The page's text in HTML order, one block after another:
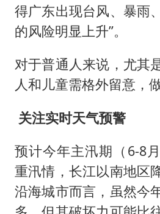
得广东出现台风、暴雨
的风险明显上升”。
对于普通人来说，尤其
人和儿童需格外留意，
️ 关注实时天气预警
预计今年主汛期（6-8
重汛情，长江以南地区
沿海城市而言，虽然今